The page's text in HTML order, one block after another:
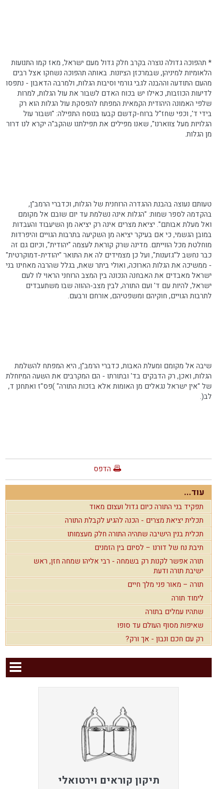
* תהפוכהגדולה נוצרה בקרב חלק גדול מעם ישראל, מאז קמו התנועות
הלאומיות למיניהן, שבמרכזן הציונות. באותה תהפוכה נשחקו אצל רבים
מהעם התודעה וההבנה לגבי גורמי וסיבות הגלות, ולמרבה הדאבון - נתפסו
לדיעות הכוזבות, כאילו יש בכוח האדם לשבור את עול הגלות, למרות
שלפי האמונה היהודית הקמאית המפתח להפסקת עול הגלות הוא רק
בידי ד', וכפי שחז"ל ברוח-קדשם קבעו בנוסח התפילה: "ושבור עול
הגלויות מעל צווארנו", שאנו מפילים את תפילתנו שהקב"ה יקרא לנו דרור
מן הגלות.
טעותם נעוצה בהבנת ההגדרה הרוחנית של הגלות, וכדברי הרמב"ן,
בהקדמה לספר שמות: "הגלות אינה נשלמת עד יום שובם אל מקומם
ואל מעלת אבותם". יציאת מצרים אינה רק יציאה מן השיעבוד והעבדות
במובן הגשמי, כי אם בעיקר יציאה מן השקיעה בתרבות הגויים והיפרדות
מוחלטת מכל הווייתם. מדינה שרק קוראת לעצמה "יהודית", וכיום גם זה
כבר נחשב ל"גזענות", ועל כן מצמידים לה את התואר "יהודית-דמוקרטית"
- ממשיכה את הגלות הארוכה, ואולי ביתר שאת, בגלל שהרבה מאחינו בני
ישראל מאבדים את האבחנה הנכונה בין המצב הרוחני הראוי לו לעם
ישראל, להיות עם ד' ועם התורה, לבין מצב-ההווה שבו משתעבדים
לתרבות הגויים, חוקיהם ומשפטיהם, אורחם ורבעם.
שיבה אל מקומם ומעלת האבות, כדברי הרמב"ן, היא המפתח להשלמת
הגלות, ואכן, רק הדבקים בד' ובתורתו - הם המקרבים את השעה המיוחלת
של "אין ישראל נגאלים מן האומות אלא בזכות התורה" )פס"ז ואתחנן ד,
לב(.
הדפס
עוד...
תפקיד בני התורה כיום גדול ועצום מאוד
תכלית יציאת מצרים - הכנה להגיע לקבלת התורה
תכלית בנין הישיבה שתהיה התורה חלק מעצמותו
תיבת נח של דורנו – לסיום בין הזמנים
תורה אפשר לקנות רק בשמחה - רבי אליהו שמחה חזן, ראש
ישיבת תורה ודעת
תורה – מאור פני מלך חיים
לימוד תורה
שתהיו עמלים בתורה
שאיפות מסוף העולם עד סופו
רק עם חכם ונבון - אך ורק?
תיקון קוראים וירטואלי